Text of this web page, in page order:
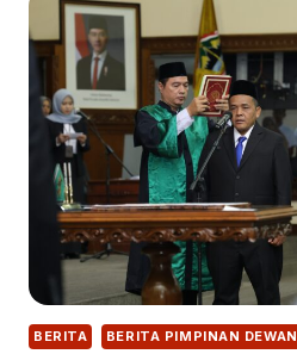
BERITA BERITA PIMPINAN DEWAN